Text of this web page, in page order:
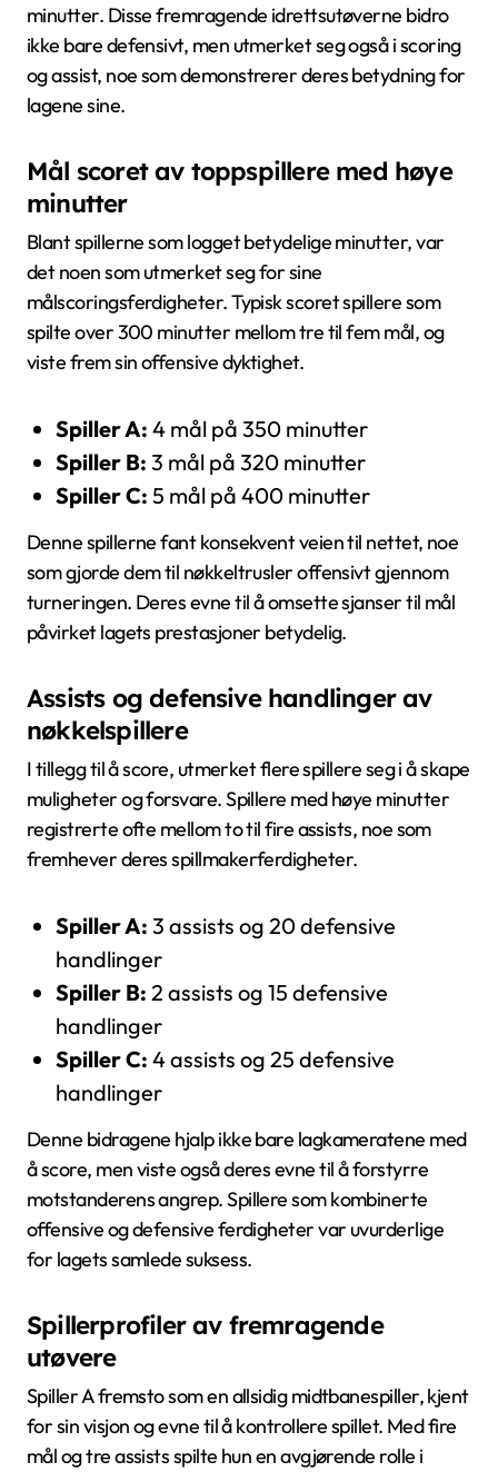
minutter. Disse fremragende idrettsutøverne bidro
ikke bare defensivt, men utmerket seg også i scoring
og assist, noe som demonstrerer deres betydning for
lagene sine.
Mål scoret av toppspillere med høye
minutter
Blant spillerne som logget betydelige minutter, var
det noen som utmerket seg for sine
målscoringsferdigheter. Typisk scoret spillere som
spilte over 300 minutter mellom tre til fem mål, og
viste frem sin offensive dyktighet.
Spiller A: 4 mål på 350 minutter
Spiller B: 3 mål på 320 minutter
Spiller C: 5 mål på 400 minutter
Denne spillerne fant konsekvent veien til nettet, noe
som gjorde dem til nøkkeltrusler offensivt gjennom
turneringen. Deres evne til å omsette sjanser til mål
påvirket lagets prestasjoner betydelig.
Assists og defensive handlinger av
nøkkelspillere
I tillegg til å score, utmerket flere spillere seg i å skape
muligheter og forsvare. Spillere med høye minutter
registrerte ofte mellom to til fire assists, noe som
fremhever deres spillmakerferdigheter.
Spiller A: 3 assists og 20 defensive
handlinger
Spiller B: 2 assists og 15 defensive
handlinger
Spiller C: 4 assists og 25 defensive
handlinger
Denne bidragene hjalp ikke bare lagkameratene med
å score, men viste også deres evne til å forstyrre
motstanderens angrep. Spillere som kombinerte
offensive og defensive ferdigheter var uvurderlige
for lagets samlede suksess.
Spillerprofiler av fremragende
utøvere
Spiller A fremsto som en allsidig midtbanespiller, kjent
for sin visjon og evne til å kontrollere spillet. Med fire
mål og tre assists spilte hun en avgjørende rolle i